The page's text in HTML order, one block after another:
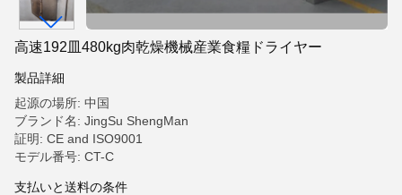
高速192皿480kg肉乾燥機械産業食糧ドライヤー
製品詳細
起源の場所: 中国
ブランド名: JingSu ShengMan
証明: CE and ISO9001
モデル番号: CT-C
支払いと送料の条件